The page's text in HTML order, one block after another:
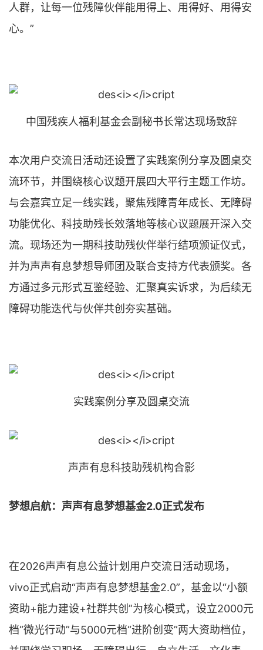
人群，让每一位残障伙伴能用得上、用得好、用得安
心。”
中国残疾人福利基金会副秘书长常达现场致辞
本次用户交流日活动还设置了实践案例分享及圆桌交
流环节，并围绕核心议题开展四大平行主题工作坊。
与会嘉宾立足一线实践，聚焦残障青年成长、无障碍
功能优化、科技助残长效落地等核心议题展开深入交
流。现场还为一期科技助残伙伴举行结项颁证仪式，
并为声声有息梦想导师团及联合支持方代表颁奖。各
方通过多元形式互鉴经验、汇聚真实诉求，为后续无
障碍功能迭代与伙伴共创夯实基础。
实践案例分享及圆桌交流
声声有息科技助残机构合影
梦想启航：声声有息梦想基金2.0正式发布
在2026声声有息公益计划用户交流日活动现场，
vivo正式启动“声声有息梦想基金2.0”，基金以“小额
资助+能力建设+社群共创”为核心模式，设立2000元
档“微光行动”与5000元档“进阶创变”两大资助档位，